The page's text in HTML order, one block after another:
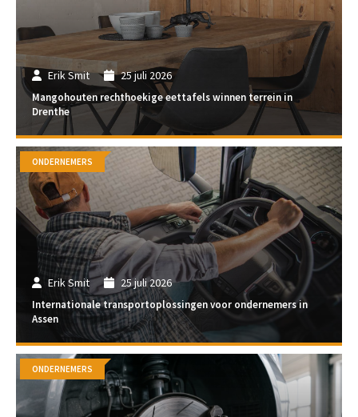
Erik Smit 25 juli 2026
Mangohouten rechthoekige eettafels winnen terrein in
Drenthe
Erik Smit 25 juli 2026
Internationale transportoplossingen voor ondernemers in
Assen
ONDERNEMERS
ONDERNEMERS